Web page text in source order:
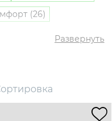
(26)
Развернуть